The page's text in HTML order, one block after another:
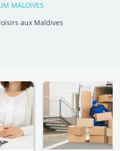
MALDIVES
aux Maldives